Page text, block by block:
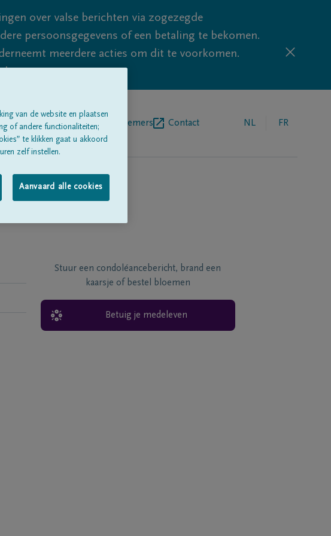
over valse berichten via zogezegde
persoonsgegevens of een betaling te bekomen.
meerdere acties om dit te voorkomen.
Over onsBegrafenisondernemers Contact NL FR
Stuur een condoléancebericht, brand een
kaarsje of bestel bloemen
Betuig je medeleven
van de website en plaatsen
of andere functionaliteiten;
te klikken gaat u akkoord
zelf instellen.
Aanvaard alle cookies